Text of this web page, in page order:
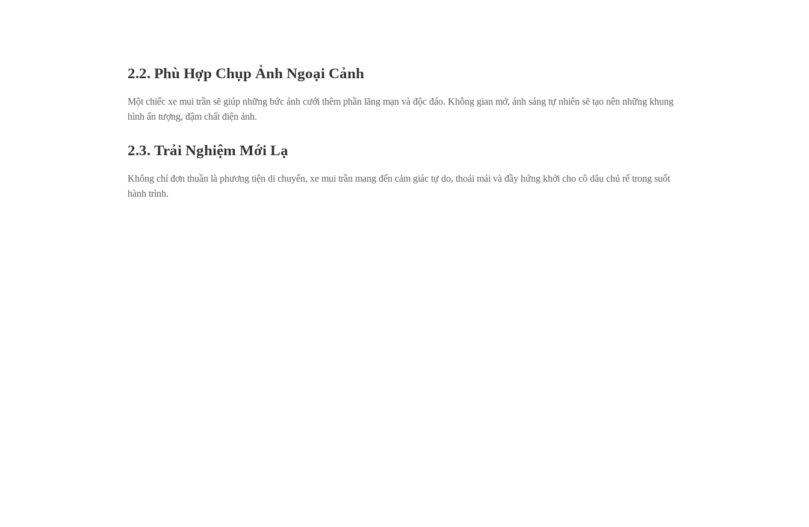
2.2. Phù Hợp Chụp Ảnh Ngoại Cảnh
Một chiếc xe mui trần sẽ giúp những bức ảnh cưới thêm phần lãng mạn và độc đáo. Không gian mở, ánh sáng tự nhiên sẽ tạo nên những khung
hình ấn tượng, đậm chất điện ảnh.
2.3. Trải Nghiệm Mới Lạ
Không chỉ đơn thuần là phương tiện di chuyển, xe mui trần mang đến cảm giác tự do, thoải mái và đầy hứng khởi cho cô dâu chú rể trong suốt
hành trình.